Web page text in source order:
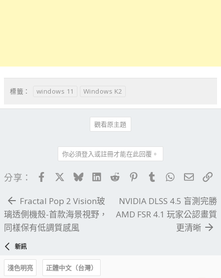
標籤： windows 11 Windows K2
觀看原主題
你必須登入或註冊才能在此回覆。
分享： FacebookBlueskyLinkedIn
Reddit PinterestTumblrWhatsApp
電子
Fractal Pop 2 Vision玻
璃透側機殼-首款海景視野，
同樣保有低調質感風
NVIDIA DLSS 4.5 盲測完勝
AMD FSR 4.1 玩家公認畫質
更清晰
新訊
淺色明亮
正體中文（台灣）